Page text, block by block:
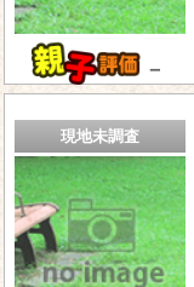
－
現地未調査